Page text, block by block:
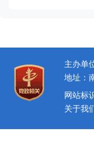
主办单
地址：
网站标
关于我